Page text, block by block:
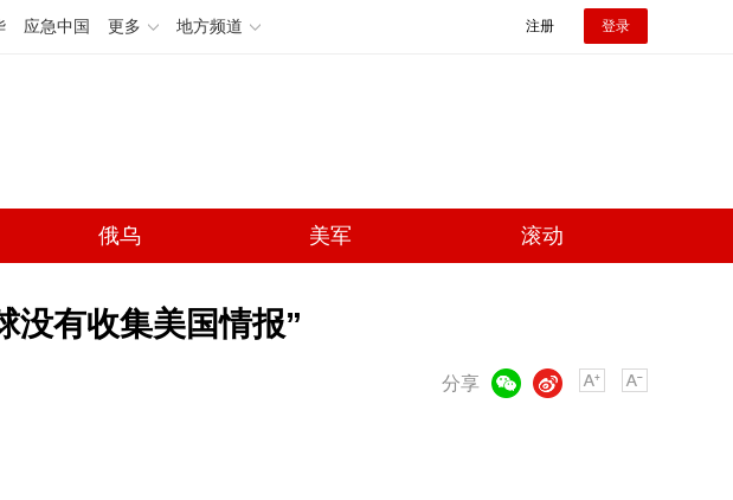
应急中国 更多 地方频道 注册 登录
俄乌 美军 滚动
没有收集美国情报”
分享
微博